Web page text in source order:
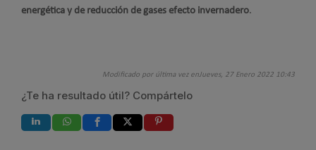
energética y de reducción de gases efecto invernadero.
Modificado por última vez enJueves, 27 Enero 2022 10:43
¿Te ha resultado útil? Compártelo